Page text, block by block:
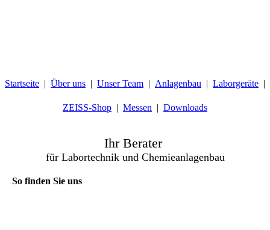
Startseite Über uns Unser Team Anlagenbau Laborgeräte
ZEISS-Shop Messen Downloads
Ihr Berater
für Labortechnik und Chemieanlagenbau
So finden Sie uns